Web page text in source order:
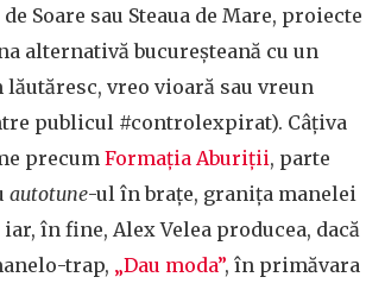
Soare sau Steaua de Mare, proiecte
alternativă bucureșteană cu un
vreo vioară sau vreun
publicul #controlexpirat). Câțiva
precum Formația Aburiții, parte
autotune-ul în brațe, granița manelei
în fine, Alex Velea producea, dacă
trap, „Dau moda”, în primăvara